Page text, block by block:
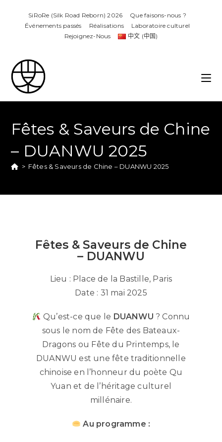
SiRoRe (Silk Road Reborn) 2026
Que faisons-nous ?
Événements passés
Réalisations​
Laboratoire culturel
Rejoignez-Nous
中文 (中国)
Fêtes & Saveurs de Chine
– DUANWU​ 2025
> Fêtes & Saveurs de Chine – DUANWU​ 2025
Fêtes & Saveurs de Chine
– DUANWU
Lieu : Place de la Bastille, Paris
Date : 31 mai 2025
Qu’est-ce que le DUANWU ? Connu
sous le nom de Fête des Bateaux-
Dragons ou Fête du Printemps, le
DUANWU est une fête traditionnelle
chinoise en l’honneur du poète Qu
Yuan et de l’héritage culturel
millénaire.
Au programme :